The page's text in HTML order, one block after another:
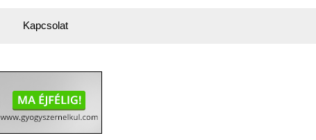
Kapcsolat